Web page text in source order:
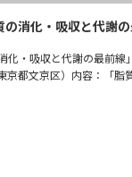
消化・吸収と代謝
化・吸収と代謝の最前
京都文京区）内容：「